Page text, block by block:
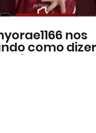
nos
como dizer
de formas